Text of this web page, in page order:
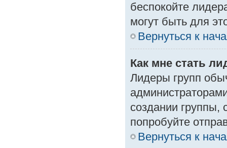
беспокойте
могут быть для
Вернуться к
Как мне стать
Лидеры групп
создании группы,
попробуйте
Вернуться к